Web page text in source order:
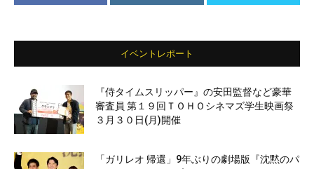
イベントレポート
『侍タイムスリッパー』の安田監督など豪華
審査員 第１９回ＴＯＨＯシネマズ学生映画祭
３月３０日(月)開催
「ガリレオ 帰還」9年ぶりの劇場版『沈黙のパ